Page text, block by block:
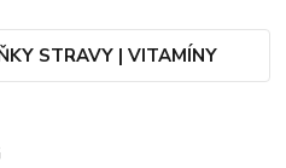
STRAVY | VITAMÍNY